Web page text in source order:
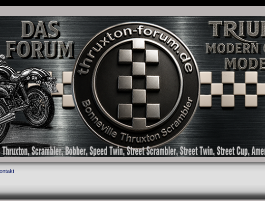
Modelle. Das Forum für die New Bonneville Baureihen ab BJ 2001. Triumph Bonneville, Thruxton,